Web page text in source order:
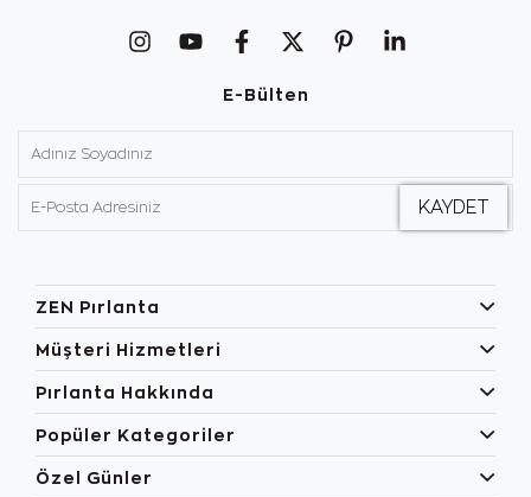
E-Bülten
ZEN Pırlanta
Müşteri Hizmetleri
Pırlanta Hakkında
Popüler Kategoriler
Özel Günler